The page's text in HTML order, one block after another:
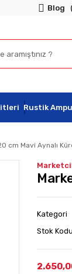
Blog
Rustik
cm Mavi Aynalı
Kategori
Stok Kodu